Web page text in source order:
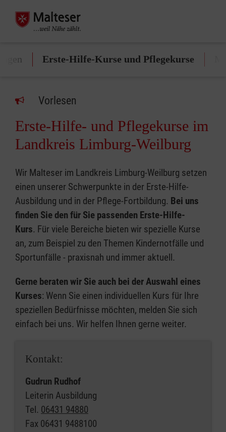
Erste-Hilfe-Kurse und Pflegekurse
Vorlesen
Erste-Hilfe- und Pflegekurse im
Landkreis Limburg-Weilburg
Wir Malteser im Landkreis Limburg-Weilburg setzen
einen unserer Schwerpunkte in der Erste-Hilfe-
Ausbildung und in der Pflege-Fortbildung. Bei uns
finden Sie den für Sie passenden Erste-Hilfe-
Kurs. Für viele Bereiche bieten wir spezielle Kurse
an, zum Beispiel zu den Themen Kindernotfälle und
Sportunfälle - praxisnah und immer aktuell.
Gerne beraten wir Sie auch bei der Auswahl eines
Kurses: Wenn Sie einen individuellen Kurs für Ihre
speziellen Bedürfnisse möchten, melden Sie sich
einfach bei uns. Wir helfen Ihnen gerne weiter.
Kontakt:
Gudrun Rudhof
Leiterin Ausbildung
Tel. 06431 94880
Fax 06431 9488100